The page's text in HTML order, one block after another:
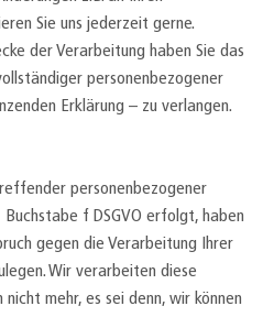
Sie uns jederzeit gerne.
der Verarbeitung haben Sie das
personenbezogener
Erklärung – zu verlangen.
personenbezogener
f DSGVO erfolgt, haben
gegen die Verarbeitung Ihrer
Wir verarbeiten diese
mehr, es sei denn, wir können